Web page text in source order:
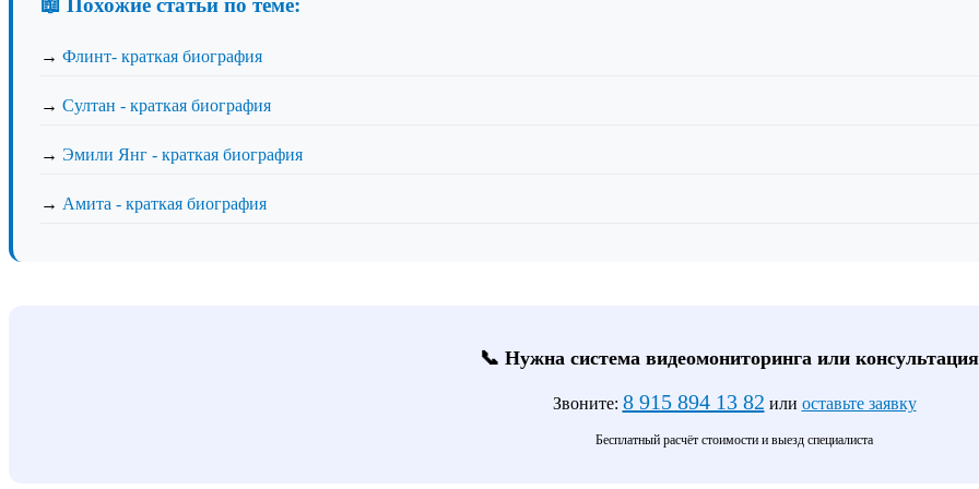
📖 Похожие статьи по теме:
→ Флинт- краткая биография
→ Султан - краткая биография
→ Эмили Янг - краткая биография
→ Амита - краткая биография
📞 Нужна система видеомониторинга или
Звоните: 8 915 894 13 82 или оставьте заявку
Бесплатный расчёт стоимости и выезд специалиста